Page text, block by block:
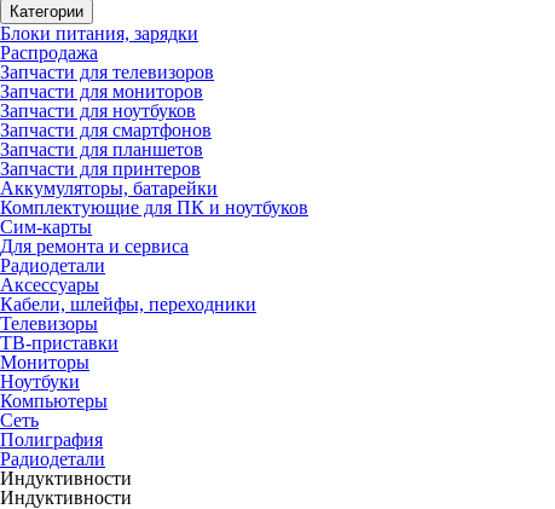
Категории
Блоки питания, зарядки
Распродажа
Запчасти для телевизоров
Запчасти для мониторов
Запчасти для ноутбуков
Запчасти для смартфонов
Запчасти для планшетов
Запчасти для принтеров
Аккумуляторы, батарейки
Комплектующие для ПК и ноутбуков
Сим-карты
Для ремонта и сервиса
Радиодетали
Аксессуары
Кабели, шлейфы, переходники
Телевизоры
ТВ-приставки
Мониторы
Ноутбуки
Компьютеры
Сеть
Полиграфия
Радиодетали
Индуктивности
Индуктивности